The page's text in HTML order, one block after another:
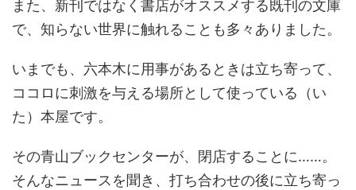
また、新刊ではなく書店がオススメする既刊の文庫
で、知らない世界に触れることも多々ありました。
いまでも、六本木に用事があるときは立ち寄って、
ココロに刺激を与える場所として使っている（い
た）本屋です。
その青山ブックセンターが、閉店することに……。
そんなニュースを聞き、打ち合わせの後に立ち寄っ